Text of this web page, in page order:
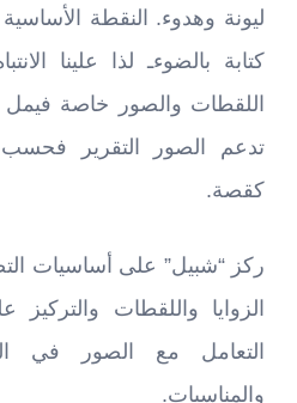
ليونة وهدوء. النقطة
كتابة بالضوءـ لذا علينا
اللقطات والصور خاصة فيمل
تدعم الصور التقرير
كقصة.
ركز “شبيل” على أساسيات
الزوايا واللقطات
التعامل مع الصور في
والمناسبات.